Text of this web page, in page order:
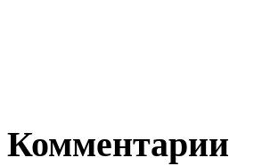
Комментарии